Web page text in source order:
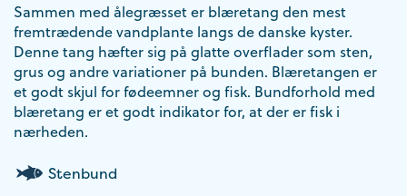
Sammen med ålegræsset er blæretang den mest
fremtrædende vandplante langs de danske kyster.
Denne tang hæfter sig på glatte overflader som sten,
grus og andre variationer på bunden. Blæretangen er
et godt skjul for fødeemner og fisk. Bundforhold med
blæretang er et godt indikator for, at der er fisk i
nærheden.
Stenbund